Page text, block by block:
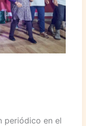
periódico en el